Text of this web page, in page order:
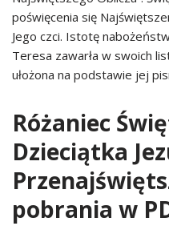
poświęcenia się
Jego czci. Istotę
Teresa zawarła w swoich
ułożona na podstawie jej
Różaniec
Dzieciątka
pobrania w